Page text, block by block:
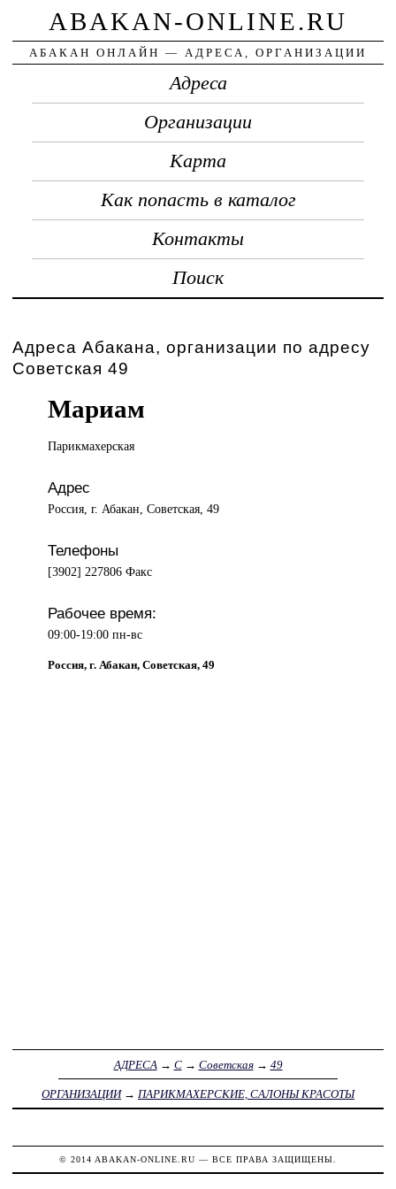
ABAKAN-ONLINE.RU
АБАКАН ОНЛАЙН — АДРЕСА, ОРГАНИЗАЦИИ
Адреса
Организации
Карта
Как попасть в каталог
Контакты
Поиск
Адреса Абакана, организации по адресу
Советская 49
Мариам
Парикмахерская
Адрес
Россия, г. Абакан, Советская, 49
Телефоны
[3902] 227806 Факс
Рабочее время:
09:00-19:00 пн-вс
Россия, г. Абакан, Советская, 49
АДРЕСА → С→ Советская→ 49
ОРГАНИЗАЦИИ→ ПАРИКМАХЕРСКИЕ, САЛОНЫ КРАСОТЫ
© 2014 ABAKAN-ONLINE.RU — ВСЕ ПРАВА ЗАЩИЩЕНЫ.